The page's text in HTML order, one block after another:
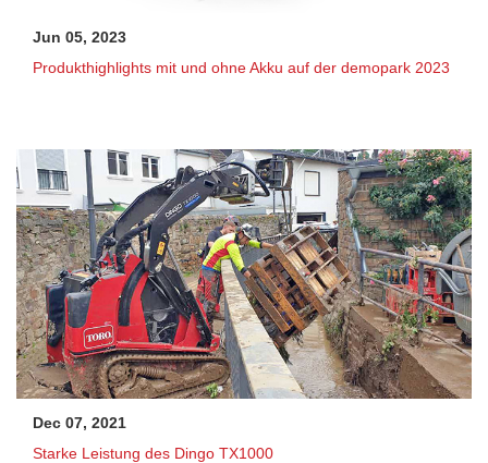
Jun 05, 2023
Produkthighlights mit und ohne Akku auf der demopark 2023
Dec 07, 2021
Starke Leistung des Dingo TX1000